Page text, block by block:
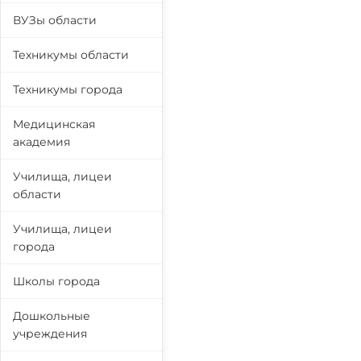
ВУЗы области
Техникумы области
Техникумы города
Медицинская
академия
Училища, лицеи
области
Училища, лицеи
города
Школы города
Дошкольные
учреждения